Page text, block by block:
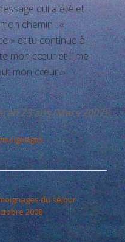
qui a été et
chemin : «
» et tu continue à
mon cœur et il me
mon cœur »
23 ans (Mars 2007)
du séjour
2008